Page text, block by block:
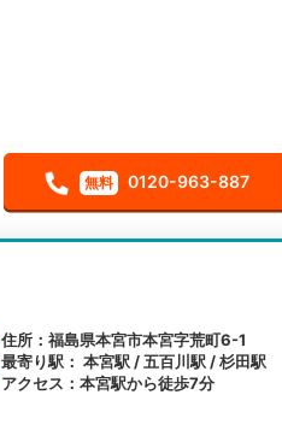
無料 0120-963-887
住所：福島県本宮市本宮字荒町6-1
最寄り駅： 本宮駅 / 五百川駅 / 杉田駅
アクセス：本宮駅から徒歩7分